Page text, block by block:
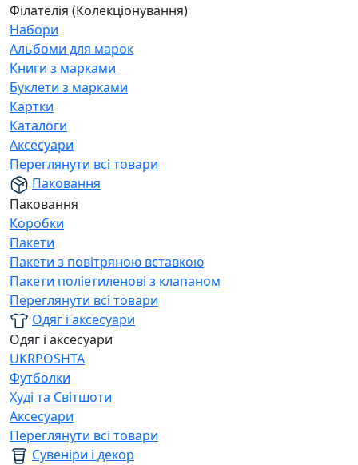
Філателія (Колекціонування)
Набори
Альбоми для марок
Книги з марками
Буклети з марками
Картки
Каталоги
Аксесуари
Переглянути всі товари
Паковання
Паковання
Коробки
Пакети
Пакети з повітряною вставкою
Пакети поліетиленові з клапаном
Переглянути всі товари
Одяг і аксесуари
Одяг і аксесуари
UKRPOSHTA
Футболки
Худі та Світшоти
Аксесуари
Переглянути всі товари
Сувеніри і декор